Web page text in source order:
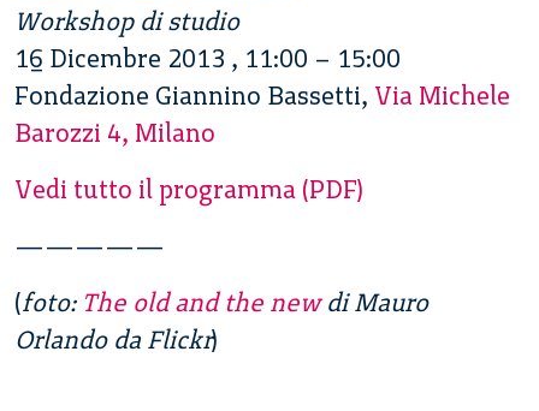
Workshop di studio
16 Dicembre 2013 , 11:00 – 15:00
Fondazione Giannino Bassetti, Via Michele
Barozzi 4, Milano
Vedi tutto il programma (PDF)
—————
(foto: The old and the newdi Mauro
Orlando da Flickr)